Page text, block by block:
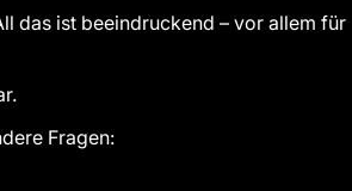
das ist beeindruckend – vor allem für
Fragen: